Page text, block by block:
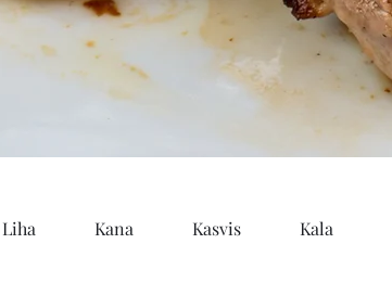
Liha Kana Kasvis Kala